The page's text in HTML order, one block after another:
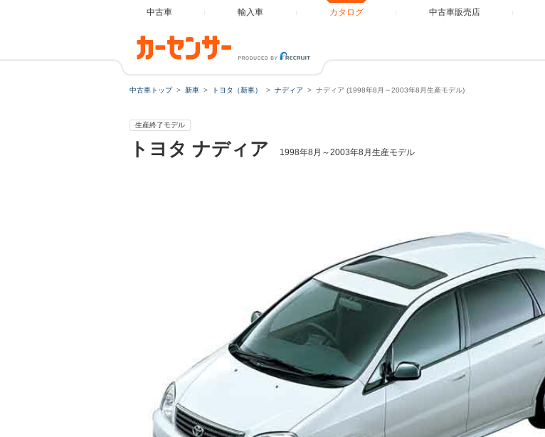
中古車 輸入車 カタログ 中古車販売店
中古車トップ 新車 トヨタ（新車） ナディア ナディア (1998年8月～2003年8月生産モデル)
生産終了モデル
トヨタ ナディア 1998年8月～2003年8月生産モデル